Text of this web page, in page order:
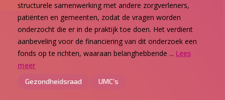
structurele samenwerking met andere zorgverleners,
patiënten en gemeenten, zodat de vragen worden
onderzocht die er in de praktijk toe doen. Het verdient
aanbeveling voor de financiering van dit onderzoek een
fonds op te richten, waaraan belanghebbende ... Lees
meer
Gezondheidsraad UMC's